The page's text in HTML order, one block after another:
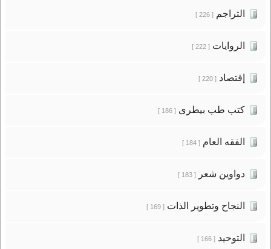
التراجم[ 226 ]
الروايات[ 222 ]
إقتصاد[ 220 ]
كتب طب بيطرى[ 186 ]
الفقه العام[ 184 ]
دواوين شعر[ 183 ]
النجاح وتطوير الذات[ 169 ]
التوحيد[ 166 ]